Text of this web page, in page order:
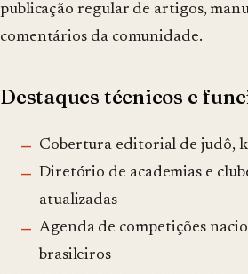
publicação regular de artigos,
comentários da comunidade.
Destaques técnicos e
Cobertura editorial de judô,
Diretório de academias e
atualizadas
Agenda de competições
brasileiros